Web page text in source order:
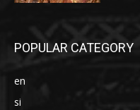
POPULAR CATEGORY
en
si